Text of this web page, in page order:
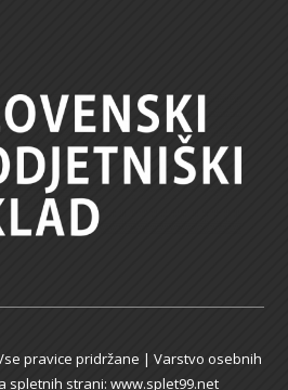
pravice pridržane | Varstvo osebnih
spletnih strani: www.splet99.net